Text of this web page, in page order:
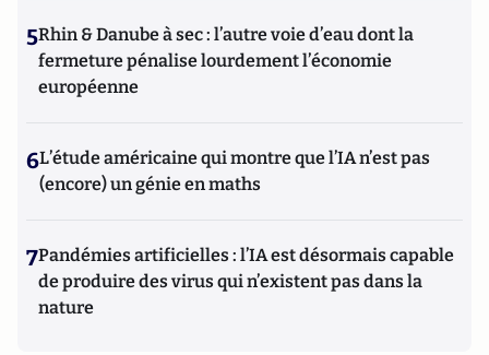
5Rhin & Danube à sec : l’autre voie d’eau dont la
fermeture pénalise lourdement l’économie
européenne
6L’étude américaine qui montre que l’IA n’est pas
(encore) un génie en maths
7Pandémies artificielles : l’IA est désormais capable
de produire des virus qui n’existent pas dans la
nature